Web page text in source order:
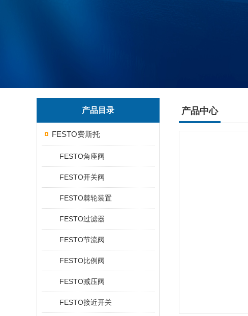
产品目录
FESTO费斯托
FESTO角座阀
FESTO开关阀
FESTO棘轮装置
FESTO过滤器
FESTO节流阀
FESTO比例阀
FESTO减压阀
FESTO接近开关
产品中心